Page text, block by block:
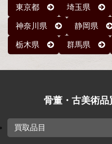
東京都 埼玉県
神奈川県 静岡県
栃木県 群馬県
骨董・古美術品
買取品目